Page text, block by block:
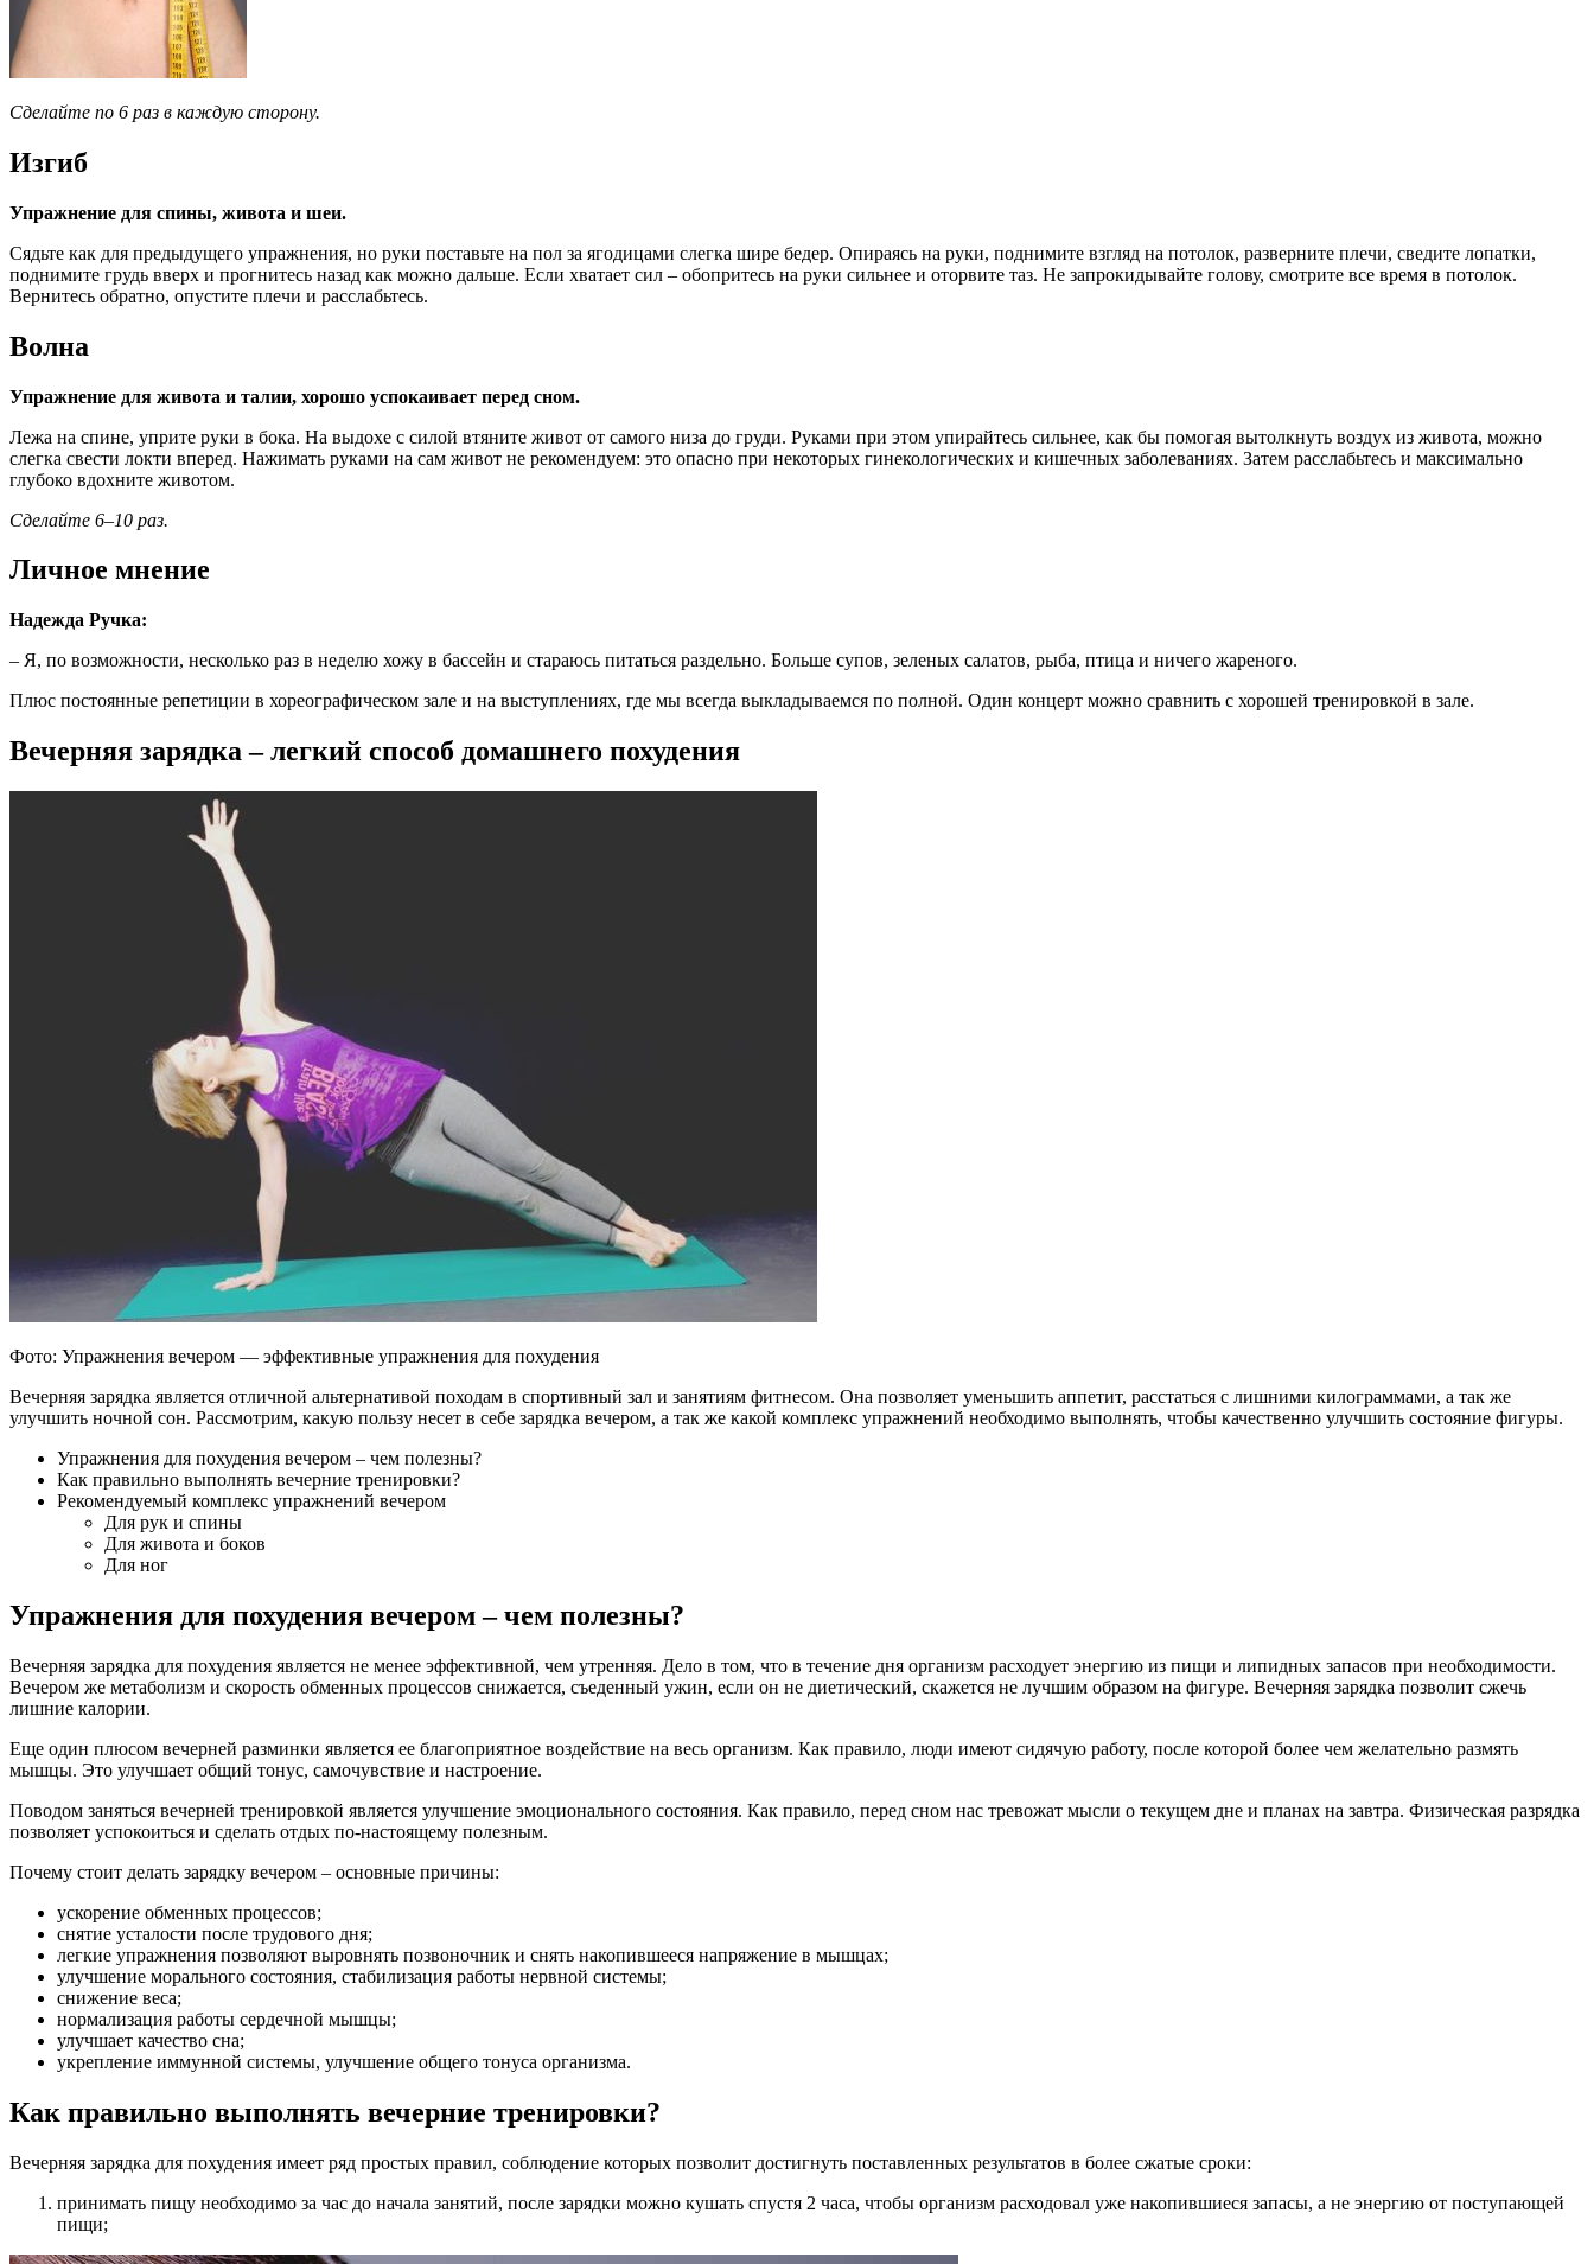
Сделайте по 6 раз в каждую сторону.
Изгиб
Упражнение для спины, живота и шеи.
Сядьте как для предыдущего упражнения, но руки поставьте на пол за ягодицами слегка шире бедер. Опираясь на руки, поднимите взгляд на потолок, разверните плечи, сведите лопатки,
поднимите грудь вверх и прогнитесь назад как можно дальше. Если хватает сил – обопритесь на руки сильнее и оторвите таз. Не запрокидывайте голову, смотрите все время в потолок.
Вернитесь обратно, опустите плечи и расслабьтесь.
Волна
Упражнение для живота и талии, хорошо успокаивает перед сном.
Лежа на спине, уприте руки в бока. На выдохе с силой втяните живот от самого низа до груди. Руками при этом упирайтесь сильнее, как бы помогая вытолкнуть воздух из живота, можно
слегка свести локти вперед. Нажимать руками на сам живот не рекомендуем: это опасно при некоторых гинекологических и кишечных заболеваниях. Затем расслабьтесь и максимально
глубоко вдохните животом.
Сделайте 6–10 раз.
Личное мнение
Надежда Ручка:
– Я, по возможности, несколько раз в неделю хожу в бассейн и стараюсь питаться раздельно. Больше супов, зеленых салатов, рыба, птица и ничего жареного.
Плюс постоянные репетиции в хореографическом зале и на выступлениях, где мы всегда выкладываемся по полной. Один концерт можно сравнить с хорошей тренировкой в зале.
Вечерняя зарядка – легкий способ домашнего похудения
Фото: Упражнения вечером — эффективные упражнения для похудения
Вечерняя зарядка является отличной альтернативой походам в спортивный зал и занятиям фитнесом. Она позволяет уменьшить аппетит, расстаться с лишними килограммами, а так же
улучшить ночной сон. Рассмотрим, какую пользу несет в себе зарядка вечером, а так же какой комплекс упражнений необходимо выполнять, чтобы качественно улучшить состояние фигуры.
Упражнения для похудения вечером – чем полезны?
Как правильно выполнять вечерние тренировки?
Рекомендуемый комплекс упражнений вечером
Для рук и спины
Для живота и боков
Для ног
Упражнения для похудения вечером – чем полезны?
Вечерняя зарядка для похудения является не менее эффективной, чем утренняя. Дело в том, что в течение дня организм расходует энергию из пищи и липидных запасов при необходимости.
Вечером же метаболизм и скорость обменных процессов снижается, съеденный ужин, если он не диетический, скажется не лучшим образом на фигуре. Вечерняя зарядка позволит сжечь
лишние калории.
Еще один плюсом вечерней разминки является ее благоприятное воздействие на весь организм. Как правило, люди имеют сидячую работу, после которой более чем желательно размять
мышцы. Это улучшает общий тонус, самочувствие и настроение.
Поводом заняться вечерней тренировкой является улучшение эмоционального состояния. Как правило, перед сном нас тревожат мысли о текущем дне и планах на завтра. Физическая разрядка
позволяет успокоиться и сделать отдых по-настоящему полезным.
Почему стоит делать зарядку вечером – основные причины:
ускорение обменных процессов;
снятие усталости после трудового дня;
легкие упражнения позволяют выровнять позвоночник и снять накопившееся напряжение в мышцах;
улучшение морального состояния, стабилизация работы нервной системы;
снижение веса;
нормализация работы сердечной мышцы;
улучшает качество сна;
укрепление иммунной системы, улучшение общего тонуса организма.
Как правильно выполнять вечерние тренировки?
Вечерняя зарядка для похудения имеет ряд простых правил, соблюдение которых позволит достигнуть поставленных результатов в более сжатые сроки:
принимать пищу необходимо за час до начала занятий, после зарядки можно кушать спустя 2 часа, чтобы организм расходовал уже накопившиеся запасы, а не энергию от поступающей
пищи;